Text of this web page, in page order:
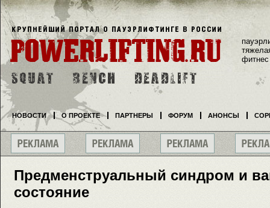
Предменструальный синдром и
состояние
фитнес
НОВОСТИ О ПРОЕКТЕ ПАРТНЕРЫ ФОРУМ АНОНСЫ